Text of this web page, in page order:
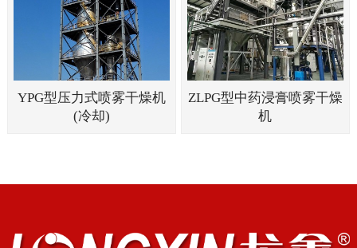
YPG型压力式喷雾干燥机
(冷却)
ZLPG型中药浸膏喷雾干燥
机